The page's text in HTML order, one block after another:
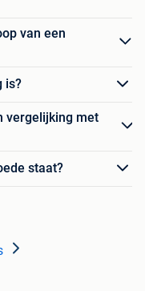
van een
is?
vergelijking met
staat?